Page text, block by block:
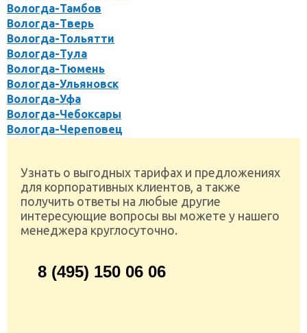
Вологда-Тамбов
Вологда-Тверь
Вологда-Тольятти
Вологда-Тула
Вологда-Тюмень
Вологда-Ульяновск
Вологда-Уфа
Вологда-Чебоксары
Вологда-Череповец
Узнать о выгодных тарифах и предложениях
для корпоративных клиентов, а также
получить ответы на любые другие
интересующие вопросы вы можете у нашего
менеджера круглосуточно.
8 (495) 150 06 06